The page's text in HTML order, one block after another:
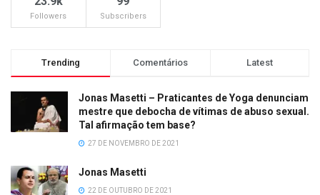
Followers Subscribers
Trending Comentários Latest
Jonas Masetti – Praticantes de Yoga denunciam
mestre que debocha de vítimas de abuso sexual.
Tal afirmação tem base?
27 DE NOVEMBRO DE 2021
Jonas Masetti
22 DE OUTUBRO DE 2021